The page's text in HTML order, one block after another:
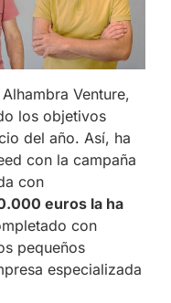
Venture,
los objetivos
del año. Así, ha
con la campaña
con
euros la ha
con
pequeños
especializada